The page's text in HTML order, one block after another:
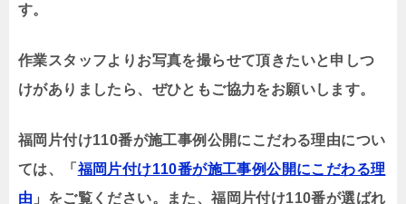
す。
作業スタッフよりお写真を撮らせて頂きたいと申しつ
けがありましたら、ぜひともご協力をお願いします。
福岡片付け110番が施工事例公開にこだわる理由につい
ては、「福岡片付け110番が施工事例公開にこだわる理
由 」をご覧ください。また、福岡片付け110番が選ばれ